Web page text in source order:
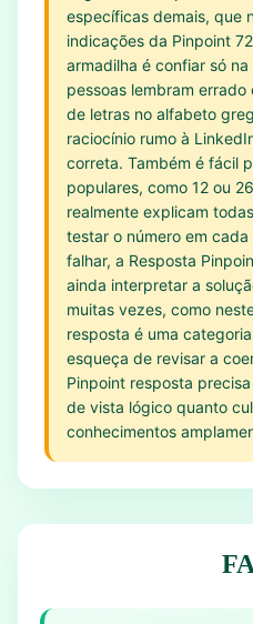
específicas demais, que
indicações da Pinpoint
armadilha é confiar só
pessoas lembram
de letras no alfabeto
raciocínio rumo à
correta. Também é fácil
populares, como 12 ou
realmente explicam
testar o número em
falhar, a Resposta
ainda interpretar a
muitas vezes, como
resposta é uma
esqueça de revisar a
Pinpoint resposta
de vista lógico quanto
conhecimentos